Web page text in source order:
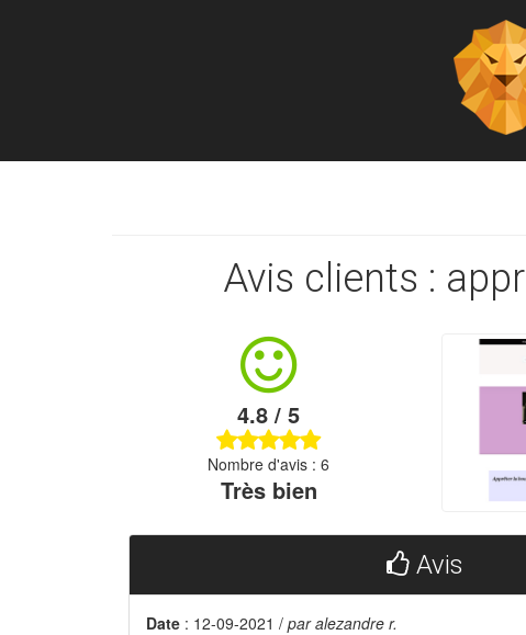
Avis clients :
4.8 / 5
Nombre d'avis : 6
Très bien
Avis
Date : 12-09-2021 / par alezandre r.